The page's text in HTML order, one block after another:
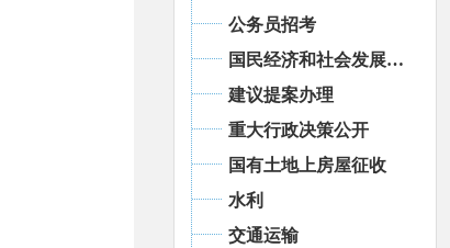
公务员招考
国民经济和社会发展统计信息
建议提案办理
重大行政决策公开
国有土地上房屋征收
水利
交通运输